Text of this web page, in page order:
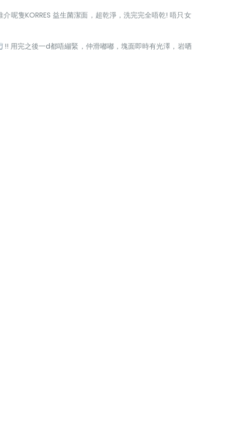
介呢隻KORRES 益生菌潔面，超乾淨，洗完完全唔乾! 唔只女
!! 用完之後一d都唔繃緊，仲滑嘟嘟，塊面即時有光澤，岩哂